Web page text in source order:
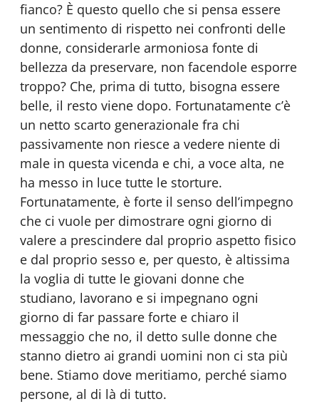
fianco? È questo quello che si pensa essere
un sentimento di rispetto nei confronti delle
donne, considerarle armoniosa fonte di
bellezza da preservare, non facendole esporre
troppo? Che, prima di tutto, bisogna essere
belle, il resto viene dopo. Fortunatamente c’è
un netto scarto generazionale fra chi
passivamente non riesce a vedere niente di
male in questa vicenda e chi, a voce alta, ne
ha messo in luce tutte le storture.
Fortunatamente, è forte il senso dell’impegno
che ci vuole per dimostrare ogni giorno di
valere a prescindere dal proprio aspetto fisico
e dal proprio sesso e, per questo, è altissima
la voglia di tutte le giovani donne che
studiano, lavorano e si impegnano ogni
giorno di far passare forte e chiaro il
messaggio che no, il detto sulle donne che
stanno dietro ai grandi uomini non ci sta più
bene. Stiamo dove meritiamo, perché siamo
persone, al di là di tutto.